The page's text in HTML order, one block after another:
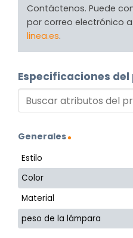
Contáctenos. Puede
por correo electrónico a
linea.es.
Especificaciones
Generales
Estilo
Color
Material
peso de la lámpara